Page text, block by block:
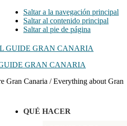
Saltar a la navegación principal
Saltar al contenido principal
Saltar al pie de página
GRAN CANARIA
Gran Canaria / Everything about Gran
QUÉ HACER